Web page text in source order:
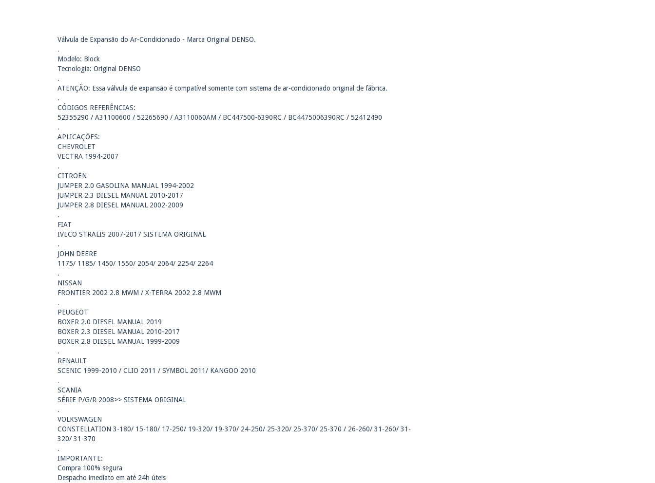
Válvula de Expansão do Ar-Condicionado - Marca Original DENSO.
.
Modelo: Block
Tecnologia: Original DENSO
.
ATENÇÃO: Essa válvula de expansão é compatível somente com sistema de ar-condicionado original de fábrica.
.
CÓDIGOS REFERÊNCIAS:
52355290 / A31100600 / 52265690 / A3110060AM / BC447500-6390RC / BC4475006390RC / 52412490
.
APLICAÇÕES:
CHEVROLET
VECTRA 1994-2007
.
CITROËN
JUMPER 2.0 GASOLINA MANUAL 1994-2002
JUMPER 2.3 DIESEL MANUAL 2010-2017
JUMPER 2.8 DIESEL MANUAL 2002-2009
.
FIAT
IVECO STRALIS 2007-2017 SISTEMA ORIGINAL
.
JOHN DEERE
1175/ 1185/ 1450/ 1550/ 2054/ 2064/ 2254/ 2264
.
NISSAN
FRONTIER 2002 2.8 MWM / X-TERRA 2002 2.8 MWM
.
PEUGEOT
BOXER 2.0 DIESEL MANUAL 2019
BOXER 2.3 DIESEL MANUAL 2010-2017
BOXER 2.8 DIESEL MANUAL 1999-2009
.
RENAULT
SCENIC 1999-2010 / CLIO 2011 / SYMBOL 2011/ KANGOO 2010
.
SCANIA
SÉRIE P/G/R 2008>> SISTEMA ORIGINAL
.
VOLKSWAGEN
CONSTELLATION 3-180/ 15-180/ 17-250/ 19-320/ 19-370/ 24-250/ 25-320/ 25-370/ 25-370 / 26-260/ 31-260/ 31-
320/ 31-370
.
IMPORTANTE:
Compra 100% segura
Despacho imediato em até 24h úteis